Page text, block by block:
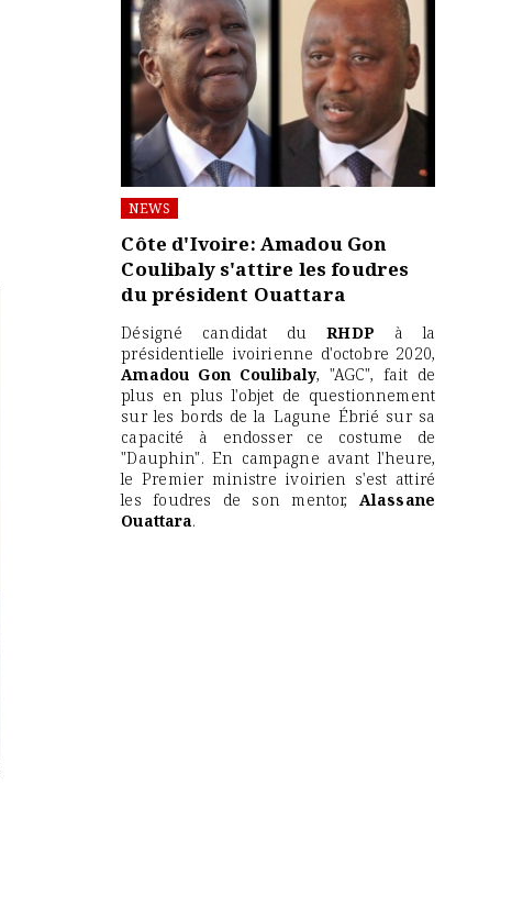
NEWS
Côte d'Ivoire: Amadou Gon
Coulibaly s'attire les foudres
du président Ouattara
Désigné candidat duRHDP à la
présidentielle ivoirienne d'octobre 2020,
Amadou Gon Coulibaly, "AGC", fait de
plus en plus l'objet de questionnement
sur les bords de la Lagune Ébrié sur sa
capacité à endosser ce costume de
"Dauphin". En campagne avant l'heure,
le Premier ministre ivoirien s'est attiré
les foudres de son mentor, Alassane
Ouattara.